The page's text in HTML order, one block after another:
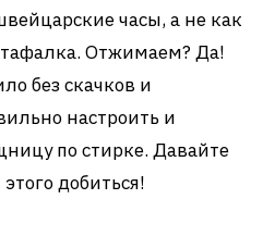
часы, а не как
Отжимаем? Да!
без скачков и
настроить и
по стирке. Давайте
добиться!